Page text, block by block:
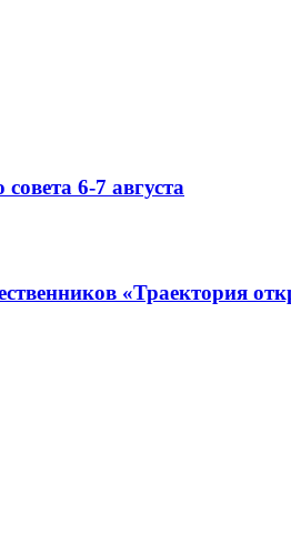
6-7 августа
«Траектория